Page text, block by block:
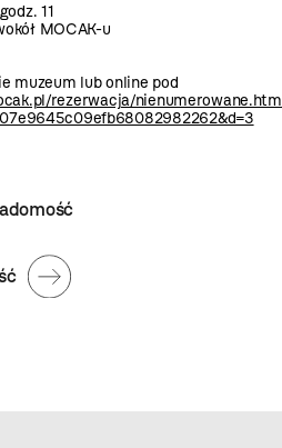
11
MOCAK-u
muzeum lub online pod
rezerwacja/